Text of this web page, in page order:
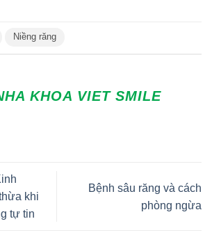
Niềng răng
KHOA VIET SMILE
khi
tự tin
Bệnh sâu răng và cách
phòng ngừa